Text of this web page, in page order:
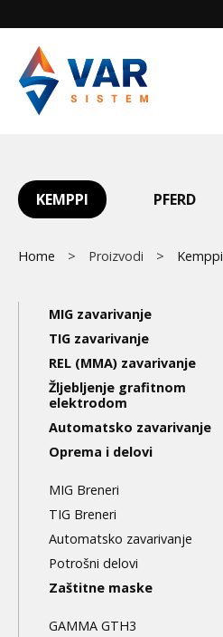
to
main
content
Main
KEMPPI PFERD
Breadcrumb
Home Proizvodi Kemppi
Main
navigation
3nd
level
MIG zavarivanje
TIG zavarivanje
REL (MMA) zavarivanje
Žljebljenje grafitnom
elektrodom
Automatsko zavarivanje
Oprema i delovi
MIG Breneri
TIG Breneri
Automatsko zavarivanje
Potrošni delovi
Zaštitne maske
GAMMA GTH3